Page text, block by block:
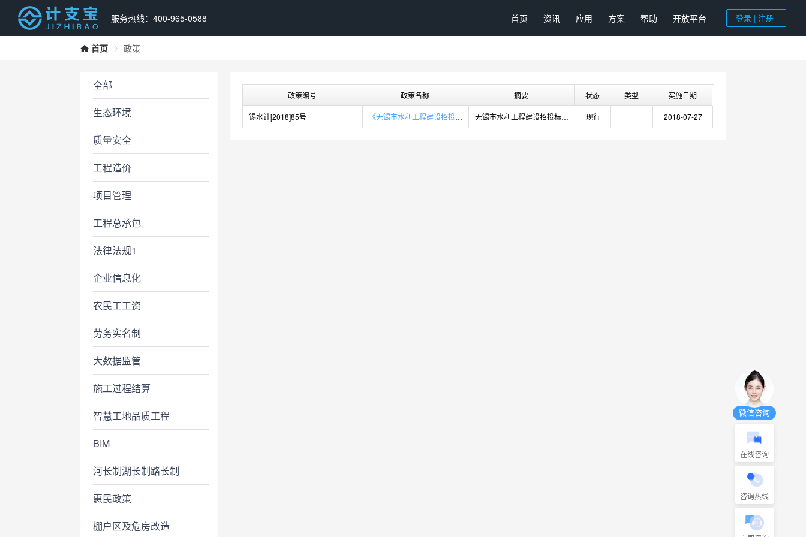
服务热线：400-965-0588 首页 资讯 应用 方案 帮助 开放平台 登录 | 注册
首页 政策
全部
生态环境
质量安全
工程造价
项目管理
工程总承包
法律法规1
企业信息化
农民工工资
劳务实名制
大数据监管
施工过程结算
智慧工地品质工程
BIM
河长制湖长制路长制
惠民政策
棚户区及危房改造
政策编号 政策名称 摘要 状态 类型 实施日期
锡水计[2018]85号 《无锡市水利工程建设招投标交易平台行政监管相关规定》 无锡市水利工程建设招投标交易平台行政监管相关规定 现行 2018-07-27
微信咨询
在线咨询
咨询热线